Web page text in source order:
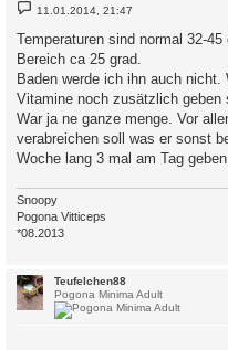
B
e
t
r
g
11.01.2014, 21:47
Temperaturen sind normal 32-
Bereich ca 25 grad.
Baden werde ich ihn auch
Vitamine noch zusätzlich geben
War ja ne ganze menge. Vor
verabreichen soll was er sonst
Woche lang 3 mal am Tag
Snoopy
Pogona Vitticeps
*08.2013
Teufelchen88
Pogona Minima Adult